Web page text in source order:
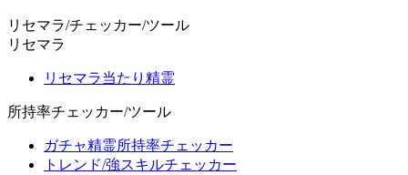
リセマラ/チェッカー/ツール
リセマラ
リセマラ当たり精霊
所持率チェッカー/ツール
ガチャ精霊所持率チェッカー
トレンド/強スキルチェッカー